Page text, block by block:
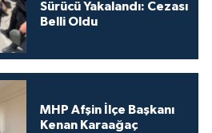
Sürücü Yakalandı: Cezası
Belli Oldu
MHP Afşin İlçe Başkanı
Kenan Karaağaç